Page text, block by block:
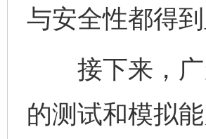
与安全性都得
接下来，广
的测试和模拟